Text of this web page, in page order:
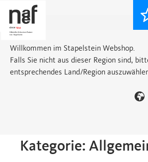
Willkommen im Stapelstein Webshop.
Falls Sie nicht aus dieser Region sind,
entsprechendes Land/Region
Kategorie: